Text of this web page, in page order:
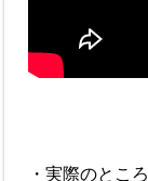
・実際のとこ